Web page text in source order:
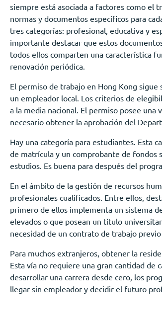
siempre está asociada a factores como el
normas y documentos específicos para
tres categorías: profesional, educativa y
importante destacar que estos
todos ellos comparten una característica
renovación periódica.
El permiso de trabajo en Hong Kong
un empleador local. Los criterios de
a la media nacional. El permiso posee una
necesario obtener la aprobación del
Hay una categoría para estudiantes. Esta
de matrícula y un comprobante de fondos
estudios. Es buena para después del
En el ámbito de la gestión de recursos
profesionales cualificados. Entre ellos,
primero de ellos implementa un sistema
elevados o que posean un título
necesidad de un contrato de trabajo
Para muchos extranjeros, obtener la
Esta vía no requiere una gran cantidad de
desarrollar una carrera desde cero, los
llegar sin empleador y decidir el futuro